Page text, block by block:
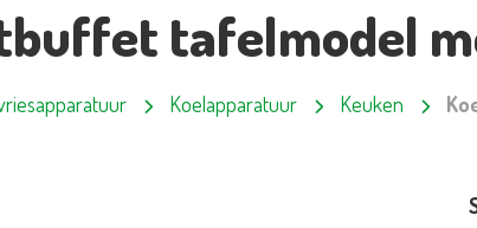
tafelmodel
Koelapparatuur Keuken